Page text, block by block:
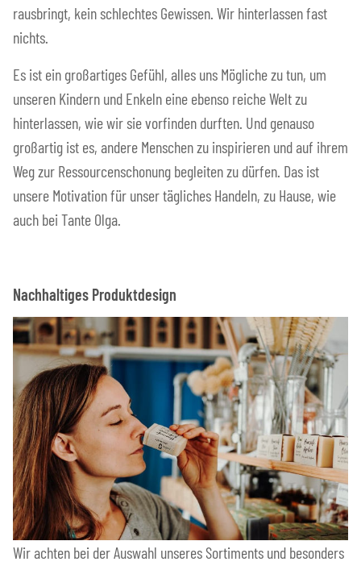
rausbringt, kein schlechtes Gewissen. Wir hinterlassen fast
nichts.
Es ist ein großartiges Gefühl, alles uns Mögliche zu tun, um
unseren Kindern und Enkeln eine ebenso reiche Welt zu
hinterlassen, wie wir sie vorfinden durften. Und genauso
großartig ist es, andere Menschen zu inspirieren und auf ihrem
Weg zur Ressourcenschonung begleiten zu dürfen. Das ist
unsere Motivation für unser tägliches Handeln, zu Hause, wie
auch bei Tante Olga.
Nachhaltiges Produktdesign
Wir achten bei der Auswahl unseres Sortiments und besonders